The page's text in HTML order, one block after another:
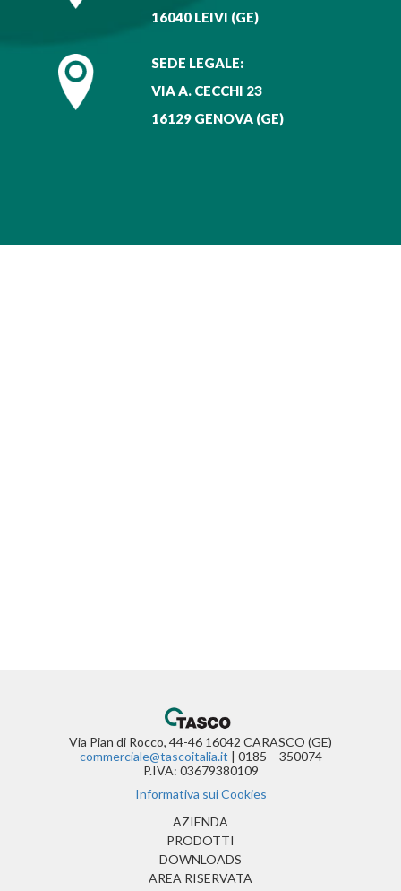
16040 LEIVI (GE)
SEDE LEGALE:
VIA A. CECCHI 23
16129 GENOVA (GE)
Via Pian di Rocco, 44-46 16042 CARASCO (GE)
commerciale@tascoitalia.it | 0185 – 350074
P.IVA: 03679380109
Informativa sui Cookies
AZIENDA
PRODOTTI
DOWNLOADS
AREA RISERVATA